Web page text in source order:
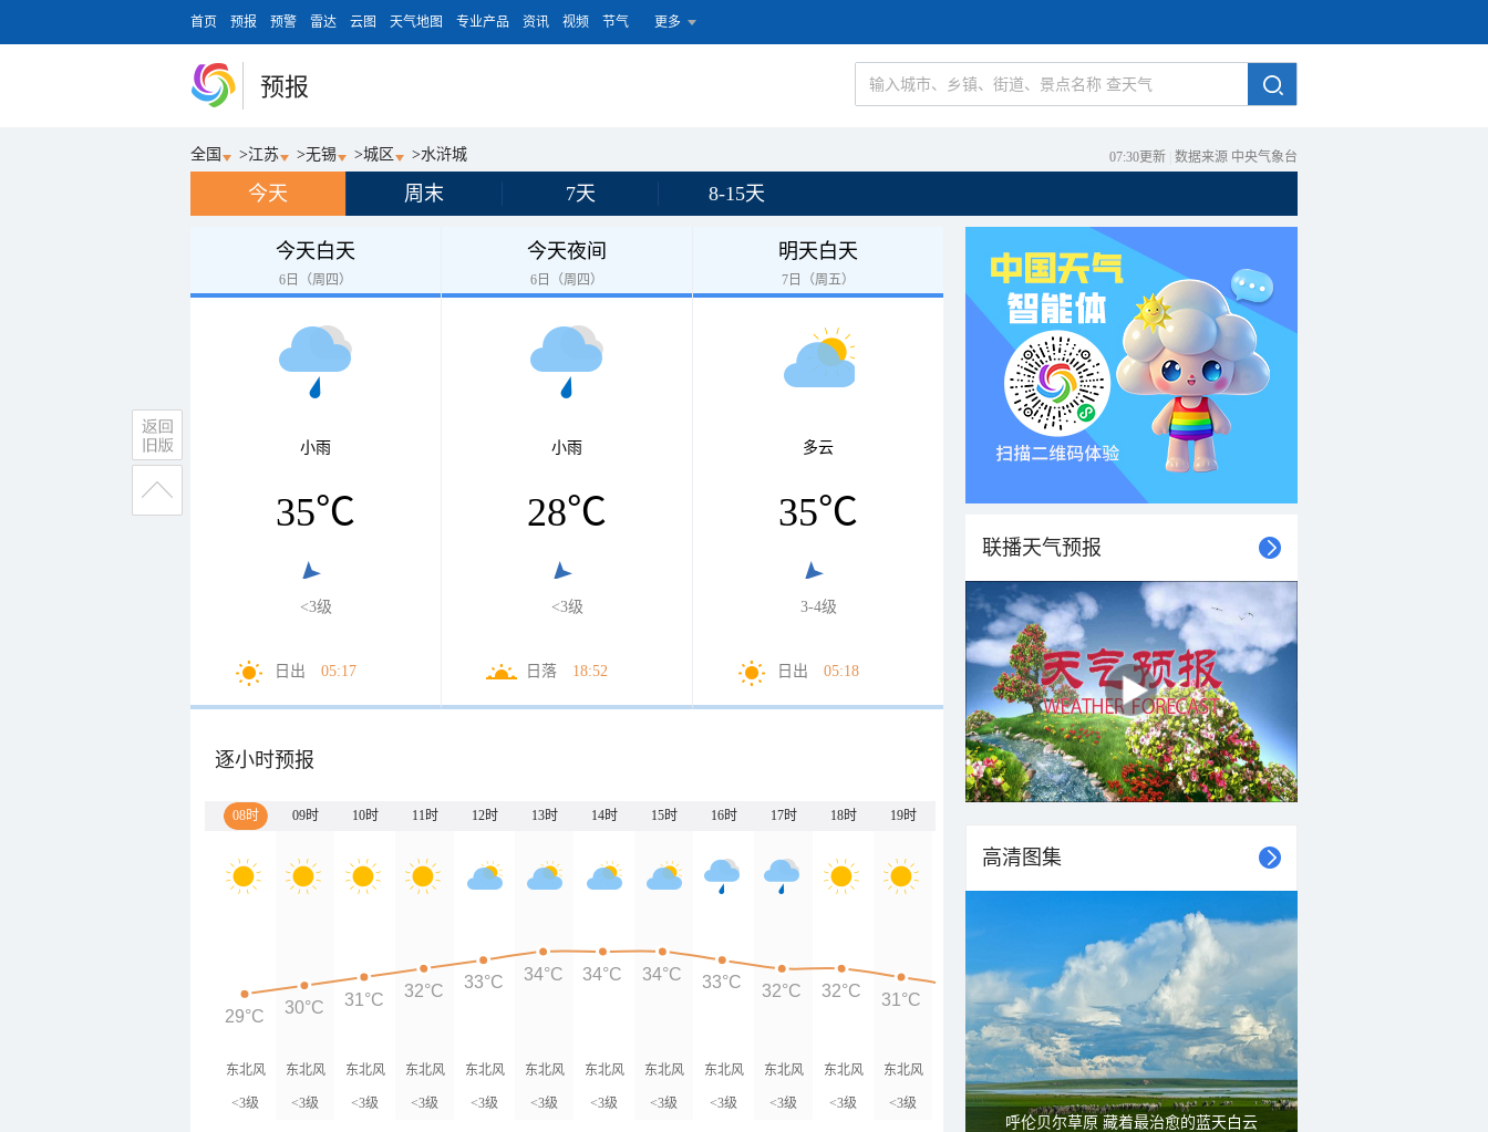
首页 预报 预警 雷达 云图 天气地图 专业产品 资讯 视频 节气 更多
预报
全国 >江苏 >无锡 >城区 >水浒城 07:30更新 数据来源 中央气象台
今天 周末 7天 8-15天
今天白天
6日（周四）
小雨
35℃
<3级
日出 05:17
今天夜间
6日（周四）
小雨
28℃
<3级
日落 18:52
明天白天
7日（周五）
多云
35℃
3-4级
日出 05:18
逐小时预报
08时 09时 10时 11时 12时 13时 14时 15时 16时 17时 18时 19时
东北风
<3级
东北风
<3级
东北风
<3级
东北风
<3级
东北风
<3级
东北风
<3级
东北风
<3级
东北风
<3级
东北风
<3级
东北风
<3级
东北风
<3级
东北风
<3级
东北风
<3级
东北风
<3级
东北风
<3级
东北风
<3级
东北风
<3级
东北风
<3级
29°C 30°C 31°C 32°C 33°C 34°C 34°C 34°C 33°C 32°C 32°C 31°C 30°C 30°C 29°C 29°C 29°C 28°C
联播天气预报
高清图集
呼伦贝尔草原 藏着最治愈的蓝天白云